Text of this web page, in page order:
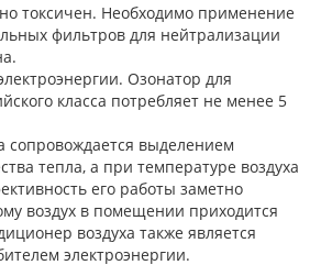
токсичен. Необходимо применение
фильтров для нейтрализации
Озонатор для
класса потребляет не менее 5
сопровождается выделением
тепла, а при температуре воздуха
его работы заметно
воздух в помещении приходится
воздуха также является
электроэнергии.